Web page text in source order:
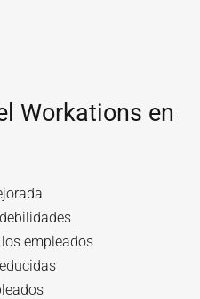
Workations en
empleados